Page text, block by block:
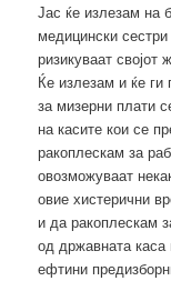
Јас ќе излезам на
медицински
ризикуваат својот
Ќе излезам и ќе
за мизерни плати
на касите кои се
ракоплескам за
овозможуваат
овие хистерични
и да ракоплескам
од државната каса
ефтини